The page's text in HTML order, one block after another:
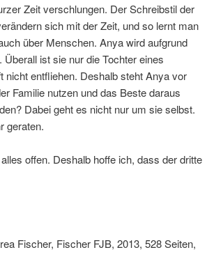
Zeit verschlungen. Der Schreibstil der
sich mit der Zeit, und so lernt man
über Menschen. Anya wird aufgrund
ist sie nur die Tochter eines
entfliehen. Deshalb steht Anya vor
Familie nutzen und das Beste daraus
Dabei geht es nicht nur um sie selbst.
geraten.
offen. Deshalb hoffe ich, dass der dritte
Fischer, Fischer FJB, 2013, 528 Seiten,